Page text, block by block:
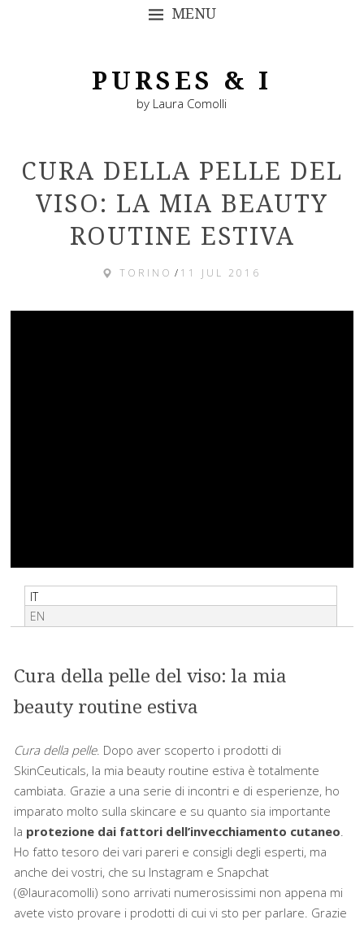
MENU
PURSES & I
by Laura Comolli
CURA DELLA PELLE DEL
VISO: LA MIA BEAUTY
ROUTINE ESTIVA
TORINO / 11 JUL 2016
IT
EN
Cura della pelle del viso: la mia
beauty routine estiva
Cura della pelle. Dopo aver scoperto i prodotti di
SkinCeuticals, la mia beauty routine estiva è totalmente
cambiata. Grazie a una serie di incontri e di esperienze, ho
imparato molto sulla skincare e su quanto sia importante
la protezione dai fattori dell’invecchiamento cutaneo.
Ho fatto tesoro dei vari pareri e consigli degli esperti, ma
anche dei vostri, che su Instagram e Snapchat
(@lauracomolli) sono arrivati numerosissimi non appena mi
avete visto provare i prodotti di cui vi sto per parlare. Grazie